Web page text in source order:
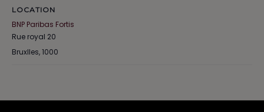
LOCATION
BNP Paribas Fortis
Rue royal 20
Bruxlles,1000